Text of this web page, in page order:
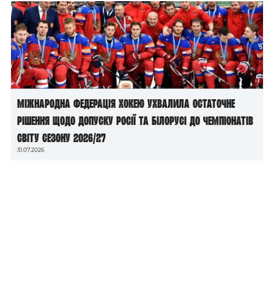
Міжнародна федерація хокею ухвалила остаточне
рішення щодо допуску росії та білорусі до чемпіонатів
світу сезону 2026/27
31.07.2026